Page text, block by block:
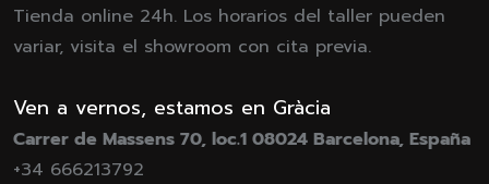
Tienda online 24h. Los horarios del taller pueden
variar, visita el showroom con cita previa.
Ven a vernos, estamos en Gràcia
Carrer de Massens 70, loc.1 08024 Barcelona, España
+34 666213792